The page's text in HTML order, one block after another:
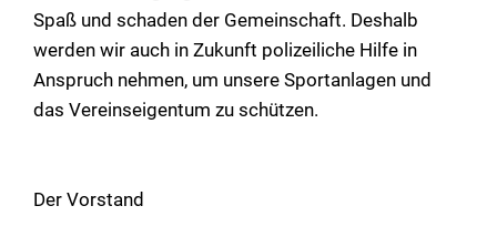
Spaß und schaden der Gemeinschaft. Deshalb
werden wir auch in Zukunft polizeiliche Hilfe in
Anspruch nehmen, um unsere Sportanlagen und
das Vereinseigentum zu schützen.
Der Vorstand